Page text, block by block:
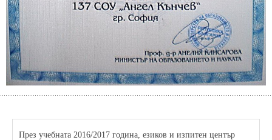
През учебната 2016/2017 година, езиков и изпитен център